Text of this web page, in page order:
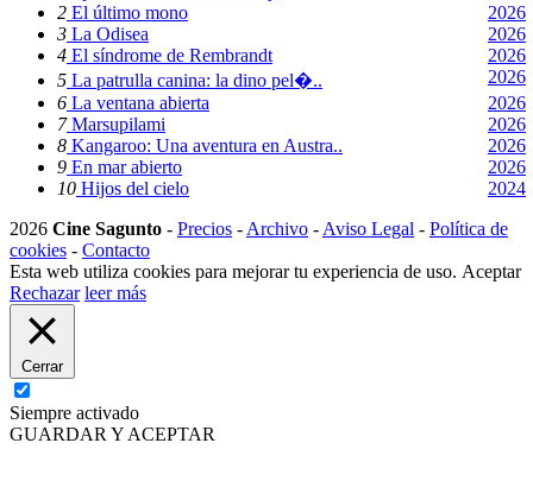
2 El último mono
2026
3 La Odisea
2026
4 El síndrome de Rembrandt
2026
5 La patrulla canina: la dino pel�..
2026
6 La ventana abierta
2026
7Marsupilami
2026
8 Kangaroo: Una aventura en Austra..
2026
9 En mar abierto
2026
10 Hijos del cielo
2024
2026 Cine Sagunto - Precios - Archivo - Aviso Legal - Política de
cookies - Contacto
Esta web utiliza cookies para mejorar tu experiencia de uso. Aceptar
Rechazar leer más
Cerrar
Siempre activado
GUARDAR Y ACEPTAR